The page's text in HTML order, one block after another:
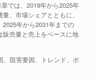
では、2019年から2025年
、市場シェアとともに、
年から2031年までの
売量と売上をベースに地
阻害要因、トレンド、ポ